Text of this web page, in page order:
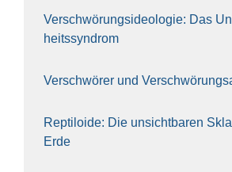
Ver­schwö­rungs­ideo­lo­gie: Das
heitssyndrom
Ver­schwö­rer und
Rep­ti­lo­ide: Die unsicht­ba­ren
Erde